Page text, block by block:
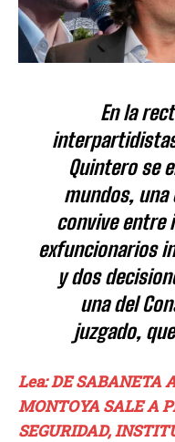
En la
Quintero se
mundos, una
convive entre
exfuncionarios
y dos
una del
juzgado,
Lea: DE SABANETA
MONTOYA SALE A
SEGURIDAD,